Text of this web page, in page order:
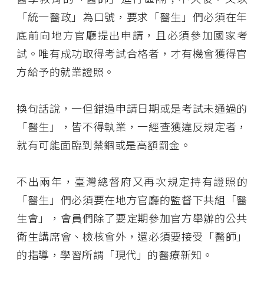
「統一醫政」為口號，要求「醫生」們必須在年
底前向地方官廳提出申請，且必須參加國家考
試。唯有成功取得考試合格者，才有機會獲得官
方給予的就業證照。
換句話說，一但錯過申請日期或是考試未通過的
「醫生」，皆不得執業，一經查獲違反規定者，
就有可能面臨到禁錮或是高額罰金。
不出兩年，臺灣總督府又再次規定持有證照的
「醫生」們必須要在地方官廳的監督下共組「醫
生會」，會員們除了要定期參加官方舉辦的公共
衛生講席會、檢核會外，還必須要接受「醫師」
的指導，學習所謂「現代」的醫療新知。